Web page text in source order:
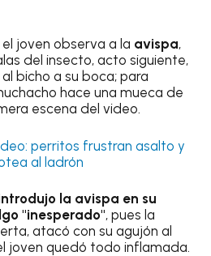
joven observa a la avispa,
del insecto, acto siguiente,
bicho a su boca; para
hace una mueca de
escena del video.
perritos frustran asalto y
al ladrón
la avispa en su
"inesperado", pues la
atacó con su agujón al
joven quedó todo inflamada.